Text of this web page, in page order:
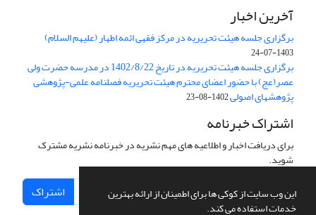
این وب سایت از کوکی ها برای اطمینان از ارائه بهترین
خدمات استفاده می کند.
آخرین اخبار
برگزاری جلسه هیئت تحریریه در مرکز فقهی ائمه اطهار (علیهم السلام)
1403-07-24
برگزاری جلسه هیئت تحریریه در تاریخ 1402/8/22 در مدرسه حضرت ولی
عصر(عج) با حضور اعضای محترم هیئت تحریریه فصلنامه علمی-پژوهشی
پژوهشهای اصولی1402-08-23
اشتراک خبرنامه
برای دریافت اخبار و اطلاعیه های مهم نشریه در خبرنامه نشریه مشترک
شوید.
اشتراک